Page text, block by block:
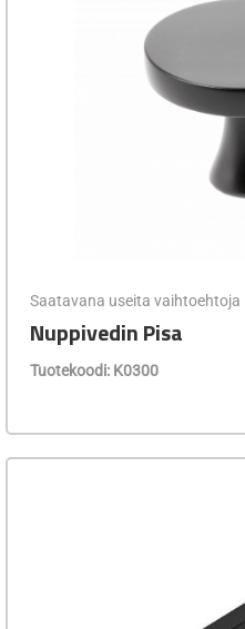
Saatavana useita vaihtoehtoja
Nuppivedin Pisa
Tuotekoodi: K0300